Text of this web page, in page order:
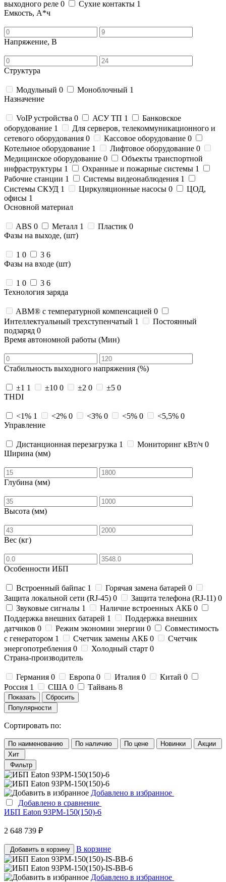
выходного реле 0 Сухие контакты 1
Емкость, А*ч
Напряжение, В
Структура
Модульный 0 Моноблочный 1
Назначение
VoIP устройства 0 АСУ ТП 1
Банковское
оборудование 1
Для серверов, телекоммуникационного и
сетевого оборудования 0 Кассовое оборудование 0
Котельное оборудование 1 Лифтовое оборудование 0
Медицинское оборудование 0
Объекты транспортной
инфраструктуры 1 Охранные и пожарные системы 1
Рабочие станции 1 Системы видеонаблюдения 1
Системы СКУД 1 Циркуляционные насосы 0
ЦОД,
офисы 1
Основной материал
ABS 0 Металл 1 Пластик 0
Фазы на выходе, (шт)
1 0 3 6
Фазы на входе (шт)
1 0 3 6
Технология заряда
ABM® с температурной компенсацией 0
Интеллектуальный трехступенчатый 1
Постоянный
подзаряд 0
Время автономной работы (Мин)
Стабильность выходного напряжения (%)
±1 1 ±10 0 ±2 0 ±5 0
THDI
<1% 1 <2% 0 <3% 0 <5% 0 <5,5% 0
Управление
Дистанционная перезагрузка 1 Мониторинг кВт/ч 0
Ширина (мм)
Глубина (мм)
Высота (мм)
Вес (кг)
Особенности ИБП
Встроенный байпас 1 Горячая замена батарей 0
Защита локальной сети (RJ-45) 0 Защита телефона (RJ-11) 0
Звуковые сигналы 1 Наличие встроенных АКБ 0
Поддержка внешних батарей 1
Поддержка внешних
датчиков 0 Режим экономии энергии 0
Совместимость
с генератором 1 Счетчик замены АКБ 0
Счетчик
энергопотребления 0 Холодный старт 0
Страна-производитель
Германия 0 Европа 0 Италия 0 Китай 0
Россия 1 США 0 Тайвань 8
Популярности
Сортировать по:
По наименованию По наличию По цене Новинки
Акции
Хит
Фильтр
Добавлено в избранное
Добавлено в сравнение
ИБП Eaton 93PM-150(150)-6
2 648 739 ₽
Добавить в корзину В корзине
Добавлено в избранное